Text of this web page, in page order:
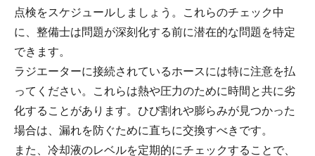
点検をスケジュールしましょう。これらのチェック中
に、整備士は問題が深刻化する前に潜在的な問題を特定
できます。
ラジエーターに接続されているホースには特に注意を払
ってください。これらは熱や圧力のために時間と共に劣
化することがあります。ひび割れや膨らみが見つかった
場合は、漏れを防ぐために直ちに交換すべきです。
また、冷却液のレベルを定期的にチェックすることで、